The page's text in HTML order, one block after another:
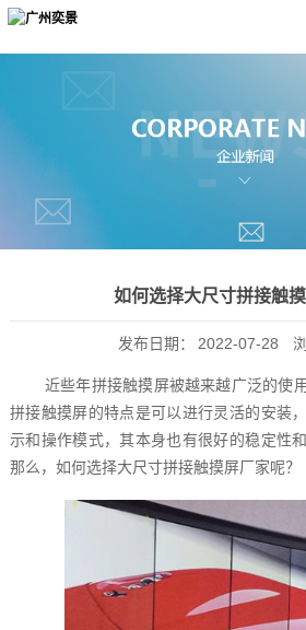
如何选择大尺寸拼接触摸
发布日期： 2022-07-28
近些年拼接触摸屏被越来越广泛的使
拼接触摸屏的特点是可以进行灵活的安装
示和操作模式，其本身也有很好的稳定性
那么，如何选择大尺寸拼接触摸屏厂家呢？